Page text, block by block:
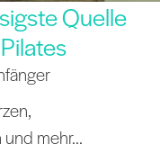
Quelle
mehr...